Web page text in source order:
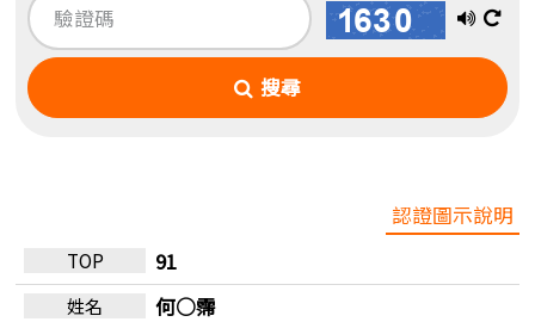
播
放
音
換
張
搜尋
認證圖示說明
91
何○霈